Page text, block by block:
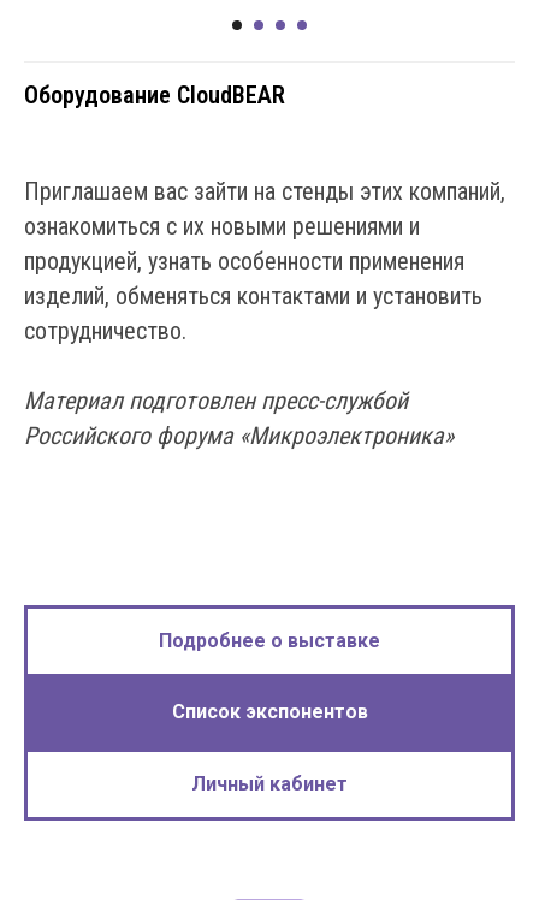
Оборудование CloudBEAR
Приглашаем вас зайти на стенды этих компаний,
ознакомиться с их новыми решениями и
продукцией, узнать особенности применения
изделий, обменяться контактами и установить
сотрудничество.
Материал подготовлен пресс-службой
Российского форума «Микроэлектроника»
Подробнее о выставке
Список экспонентов
Личный кабинет